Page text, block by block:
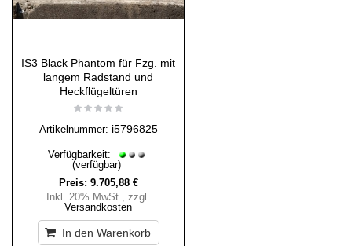
IS3 Black Phantom für Fzg. mit
langem Radstand und
Heckflügeltüren
Artikelnummer: i5796825
Verfügbarkeit:
(verfügbar)
Preis: 9.705,88 €
Inkl. 20% MwSt., zzgl.
Versandkosten
In den Warenkorb